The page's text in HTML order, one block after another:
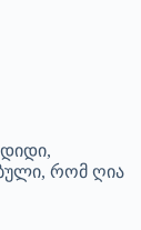
რომ ღია